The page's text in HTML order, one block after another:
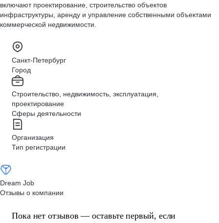
включают проектирование, строительство объектов
инфраструктуры, аренду и управление собственными объектами
коммерческой недвижимости.
Санкт-Петербург
Город
Строительство, недвижимость, эксплуатация,
проектирование
Сферы деятельности
Организация
Тип регистрации
Dream Job
Отзывы о компании
Пока нет отзывов — оставьте первый, если